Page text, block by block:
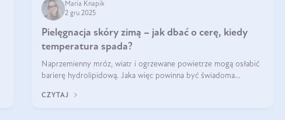
Maria Knapik
2 gru 2025
Pielęgnacja skóry zimą – jak dbać o cerę, kiedy
temperatura spada?
Naprzemienny mróz, wiatr i ogrzewane powietrze mogą osłabić
barierę hydrolipidową. Jaka więc powinna być świadoma
CZYTAJ